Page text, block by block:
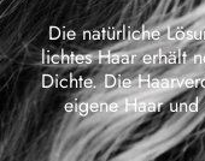
Die natürliche
lichtes Haar erhält
Dichte. Die
eigene Haar